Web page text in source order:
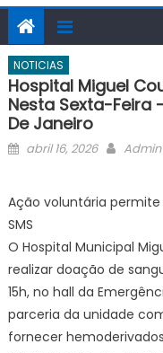
NOTICIAS
Hospital Miguel
Nesta Sexta-Feira
De Janeiro
Posted
abril 16, 2026 Author
Admin
Ação voluntária
SMS
O Hospital Municipal
realizar doação de
15h, no hall da
parceria da unidade
fornecer